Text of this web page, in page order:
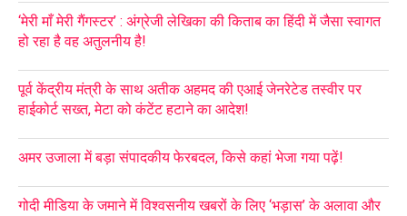
‘मेरी माँ मेरी गैंगस्टर’ : अंग्रेजी लेखिका की किताब का हिंदी में जैसा स्वागत
हो रहा है वह अतुलनीय है!
पूर्व केंद्रीय मंत्री के साथ अतीक अहमद की एआई जेनरेटेड तस्वीर पर
हाईकोर्ट सख्त, मेटा को कंटेंट हटाने का आदेश!
अमर उजाला में बड़ा संपादकीय फेरबदल, किसे कहां भेजा गया पढ़ें!
गोदी मीडिया के जमाने में विश्वसनीय खबरों के लिए ‘भड़ास’ के अलावा और